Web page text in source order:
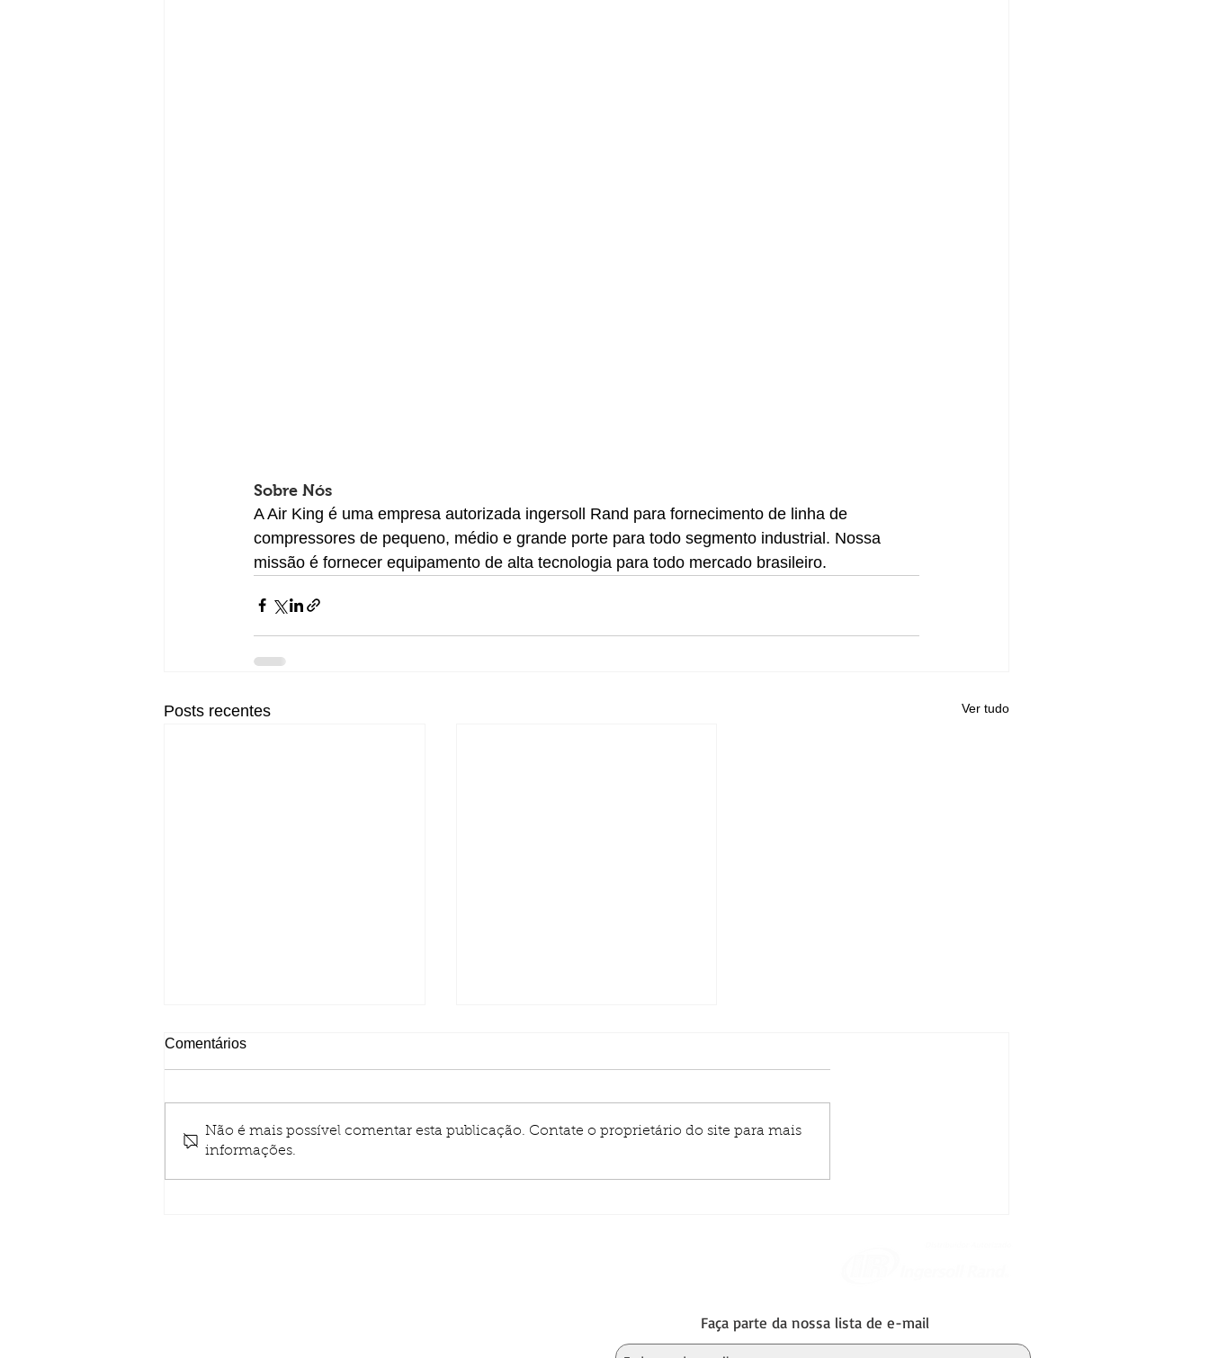
Sobre Nós
A Air King é uma empresa autorizada ingersoll Rand para fornecimento de linha de
compressores de pequeno, médio e grande porte para todo segmento industrial. Nossa
missão é fornecer equipamento de alta tecnologia para todo mercado brasileiro.
Posts recentes Ver tudo
Lubrificante Ultra EL -
Equipamento Air King/
Comentários
Não é mais possível comentar esta publicação. Contate o proprietário do site para mais
informações.
Faça parte da nossa lista de e-mail